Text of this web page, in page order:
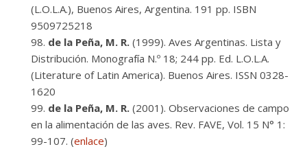
(L.O.L.A.), Buenos Aires, Argentina. 191 pp. ISBN
9509725218
de la Peña, M. R. (1999). Aves Argentinas. Lista y
Distribución. Monografía N.º 18; 244 pp. Ed. L.O.L.A.
(Literature of Latin America). Buenos Aires. ISSN 0328-
1620
de la Peña, M. R. (2001). Observaciones de campo
en la alimentación de las aves. Rev. FAVE, Vol. 15 N° 1:
99-107. (enlace)